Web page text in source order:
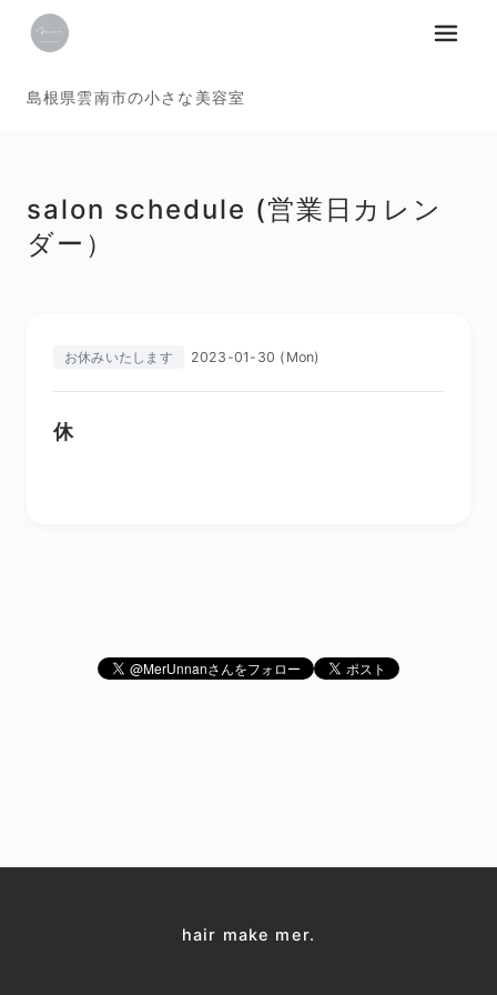
島根県雲南市の小さな美容室
メニュ
salon schedule (営業日カレン
ダー）
お休みいたします 2023-01-30 (Mon)
休
hair make mer.